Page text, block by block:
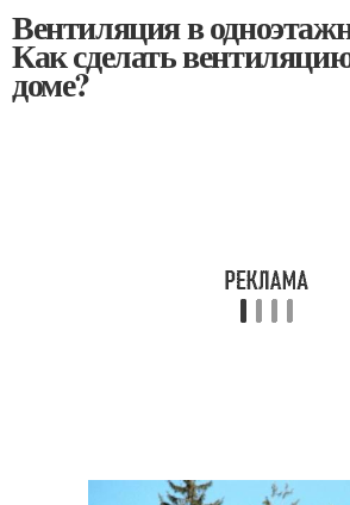
Вентиляция в
Как сделать
доме?